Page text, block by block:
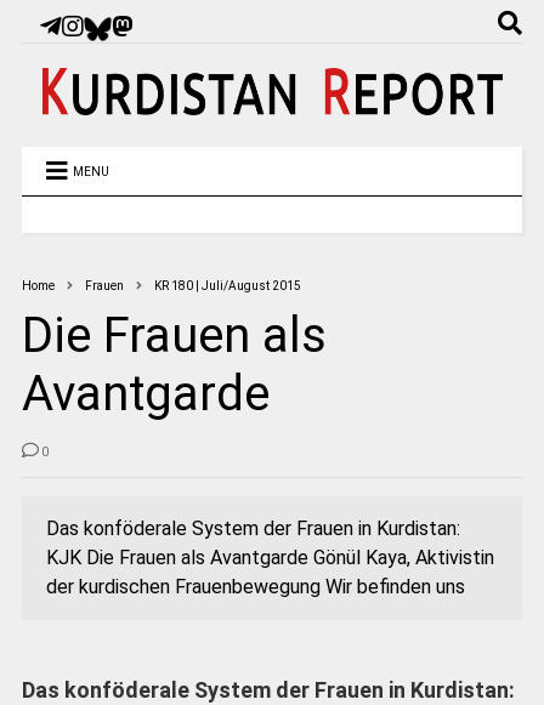
MENU
Home Frauen KR 180 | Juli/August 2015
Die Frauen als
Avantgarde
0
Das konföderale System der Frauen in Kurdistan:
KJK Die Frauen als Avantgarde Gönül Kaya, Aktivistin
der kurdischen Frauenbewegung Wir befinden uns
Das konföderale System der Frauen in Kurdistan: